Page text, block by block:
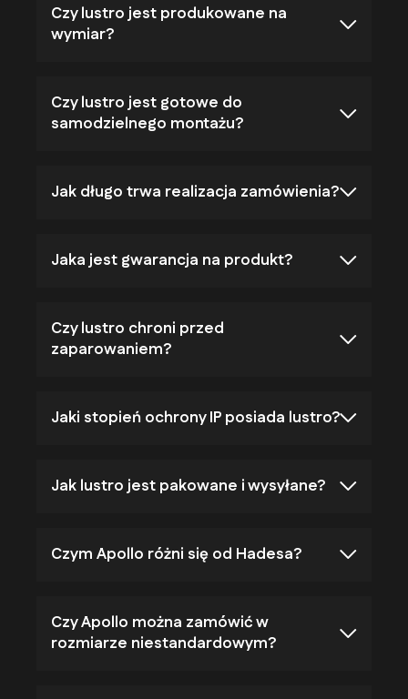
Czy lustro jest produkowane na
wymiar?
Czy lustro jest gotowe do
samodzielnego montażu?
Jak długo trwa realizacja zamówienia?
Jaka jest gwarancja na produkt?
Czy lustro chroni przed
zaparowaniem?
Jaki stopień ochrony IP posiada lustro?
Jak lustro jest pakowane i wysyłane?
Czym Apollo różni się od Hadesa?
Czy Apollo można zamówić w
rozmiarze niestandardowym?